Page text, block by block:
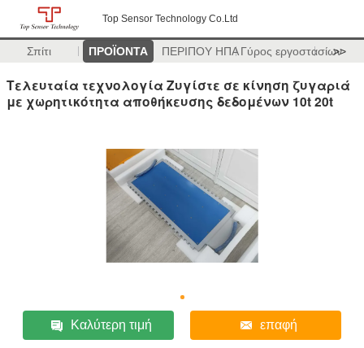
Top Sensor Technology Co.Ltd
Σπίτι ΠΡΟΪΟΝΤΑ ΠΕΡΙΠΟΥ ΗΠΑΓύρος εργοστασίων
>>
Τελευταία τεχνολογία Ζυγίστε σε κίνηση ζυγαριά
με χωρητικότητα αποθήκευσης δεδομένων 10t 20t
Καλύτερη τιμή επαφή